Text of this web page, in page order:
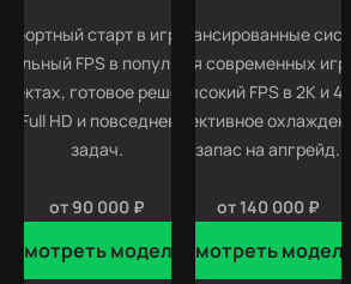
старт в играх —
FPS в популярных
готовое решение
Full HD и повседневных
задач.
от 90 000 ₽
Смотреть модели
Сбалансированные
для современных игр
высокий FPS в 2K и 4K,
эффективное
запас на апгрейд.
от 140 000 ₽
Смотреть модели